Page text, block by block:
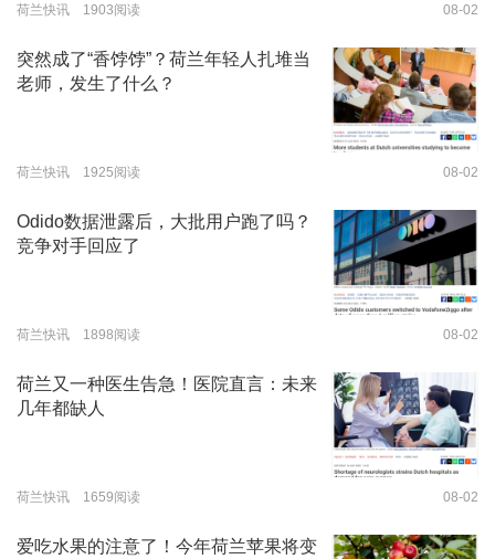
荷兰快讯 1903阅读 08-02
突然成了“香饽饽”？荷兰年轻人扎堆当
老师，发生了什么？
荷兰快讯 1925阅读 08-02
Odido数据泄露后，大批用户跑了吗？
竞争对手回应了
荷兰快讯 1898阅读 08-02
荷兰又一种医生告急！医院直言：未来
几年都缺人
荷兰快讯 1659阅读 08-02
爱吃水果的注意了！今年荷兰苹果将变